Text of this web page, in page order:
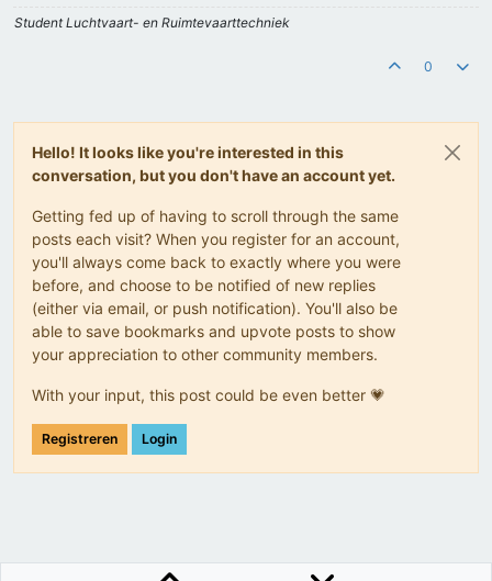
Student Luchtvaart- en Ruimtevaarttechniek
0
Hello! It looks like you're interested in this
conversation, but you don't have an account yet.
Getting fed up of having to scroll through the same
posts each visit? When you register for an account,
you'll always come back to exactly where you were
before, and choose to be notified of new replies
(either via email, or push notification). You'll also be
able to save bookmarks and upvote posts to show
your appreciation to other community members.
With your input, this post could be even better 💗
Registreren Login